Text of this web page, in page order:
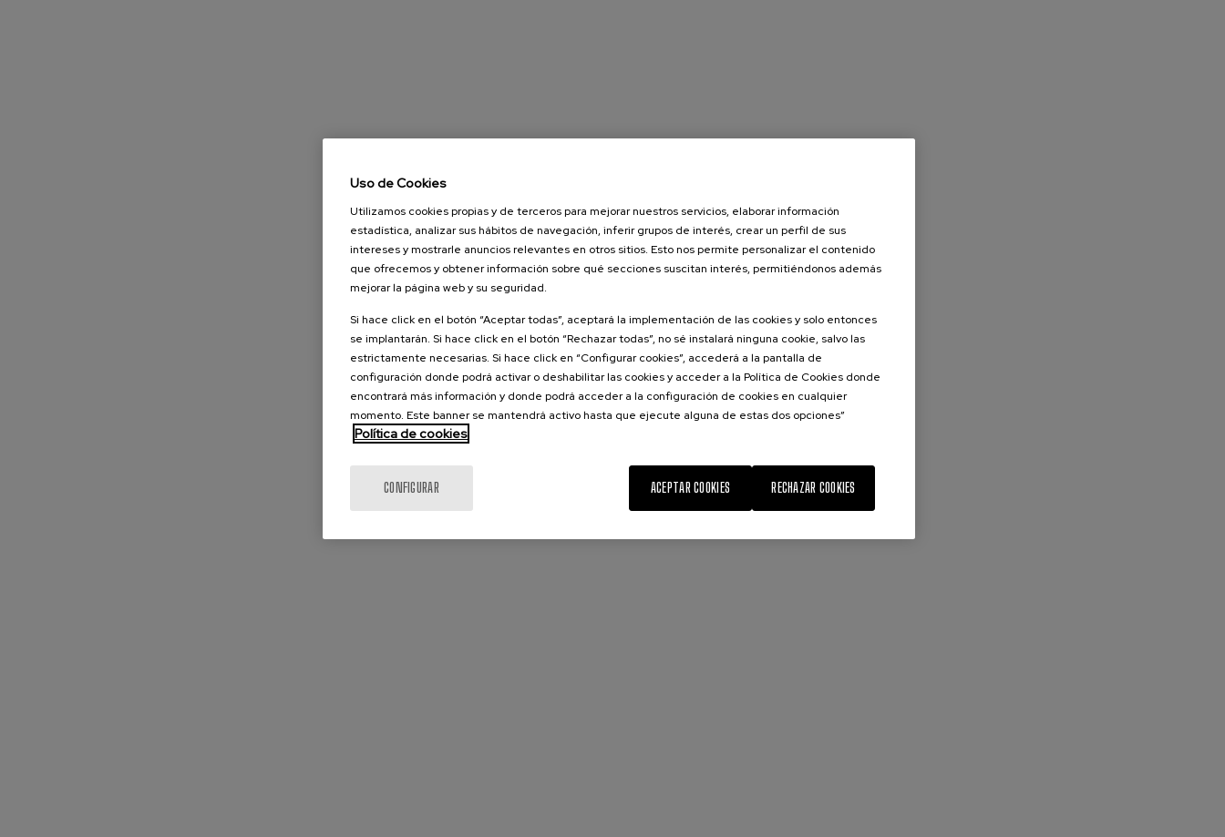
Uso de Cookies
Utilizamos cookies propias y de terceros para mejorar nuestros servicios, elaborar información
estadística, analizar sus hábitos de navegación, inferir grupos de interés, crear un perfil de sus
intereses y mostrarle anuncios relevantes en otros sitios. Esto nos permite personalizar el contenido
que ofrecemos y obtener información sobre qué secciones suscitan interés, permitiéndonos además
mejorar la página web y su seguridad.
Si hace click en el botón “Aceptar todas”, aceptará la implementación de las cookies y solo entonces
se implantarán. Si hace click en el botón “Rechazar todas”, no sé instalará ninguna cookie, salvo las
estrictamente necesarias. Si hace click en “Configurar cookies”, accederá a la pantalla de
configuración donde podrá activar o deshabilitar las cookies y acceder a la Política de Cookies donde
encontrará más información y donde podrá acceder a la configuración de cookies en cualquier
momento. Este banner se mantendrá activo hasta que ejecute alguna de estas dos opciones”
Política de cookies
CONFIGURAR RECHAZAR COOKIES
ACEPTAR COOKIES